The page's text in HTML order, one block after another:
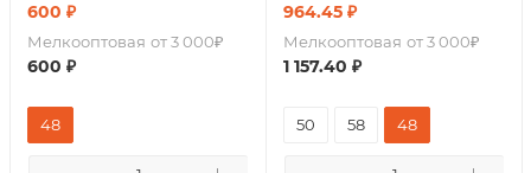
600 ₽
Мелкооптовая от 3 000₽
600 ₽
48
964.45 ₽
Мелкооптовая от 3 000₽
1 157.40 ₽
50 58 48